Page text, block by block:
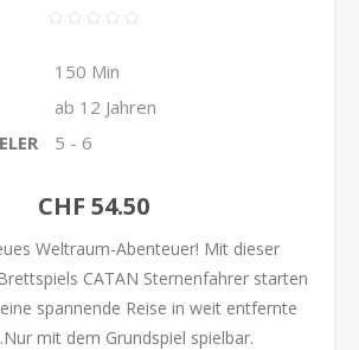
150 Min
ab 12 Jahren
5 - 6
CHF 54.50
Weltraum-Abenteuer! Mit dieser
CATAN Sternenfahrer starten
spannende Reise in weit entfernte
mit dem Grundspiel spielbar.